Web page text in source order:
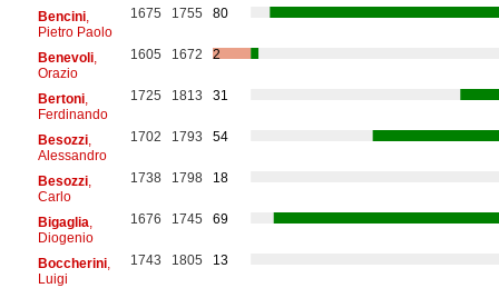
Bencini,
Pietro Paolo
1675 1755 80
Benevoli,
Orazio
1605 1672 2
Bertoni,
Ferdinando
1725 1813 31
Besozzi,
Alessandro
1702 1793 54
Besozzi,
Carlo
1738 1798 18
Bigaglia
Diogenio
1676 1745 69
Boccherini,
Luigi
1743 1805 13